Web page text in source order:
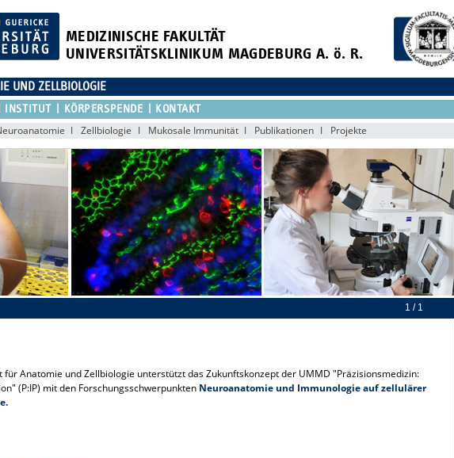
MEDIZINISCHE FAKULTÄT
UNIVERSITÄTSKLINIKUM MAGDEBURG A. ö. R.
UND ZELLBIOLOGIE
INSTITUT KÖRPERSPENDE KONTAKT
Zellbiologie Mukosale Immunität Publikationen Projekte
1 / 1
für Anatomie und Zellbiologie unterstützt das Zukunftskonzept der UMMD "Präzisionsmedizin:
(P:IP) mit den Forschungsschwerpunkten Neuroanatomie und Immunologie auf zellulärer